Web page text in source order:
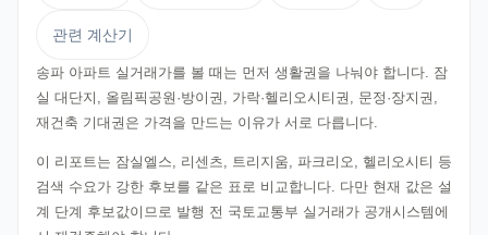
관련 계산기
송파 아파트 실거래가를 볼 때는 먼저 생활권을 나눠야 합니다. 잠
실 대단지, 올림픽공원·방이권, 가락·헬리오시티권, 문정·장지권,
재건축 기대권은 가격을 만드는 이유가 서로 다릅니다.
이 리포트는 잠실엘스, 리센츠, 트리지움, 파크리오, 헬리오시티 등
검색 수요가 강한 후보를 같은 표로 비교합니다. 다만 현재 값은 설
계 단계 후보값이므로 발행 전 국토교통부 실거래가 공개시스템에